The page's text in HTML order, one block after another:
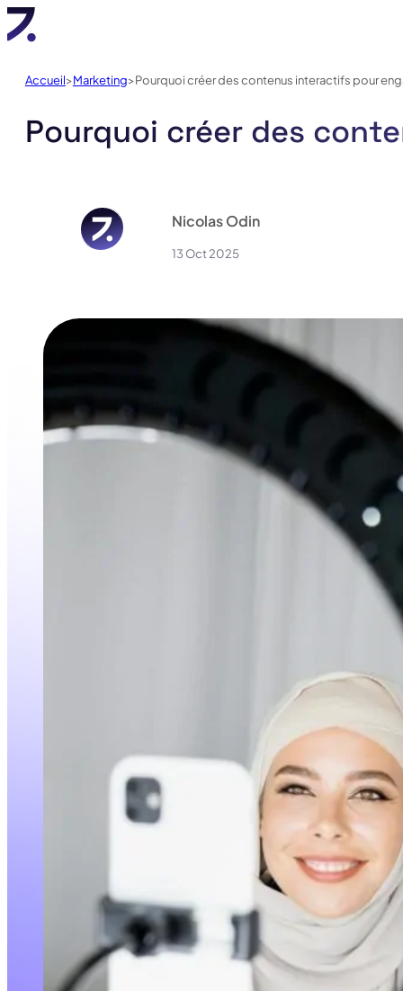
Pourquoi créer des
Accueil Marketing Pourquoi créer des contenus interactifs pour
Nicolas Odin
13 Oct 2025